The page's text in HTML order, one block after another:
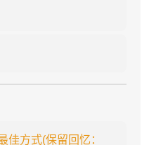
佳方式(保留回忆：